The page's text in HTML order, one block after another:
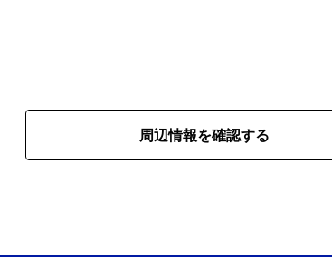
周辺情報を確認する